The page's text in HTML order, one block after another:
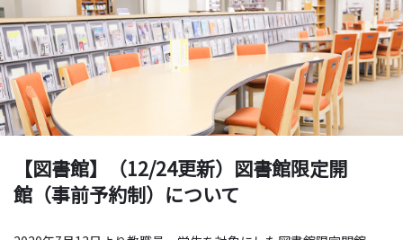
【図書館】（12/24更新）図書館限定開
館（事前予約制）について